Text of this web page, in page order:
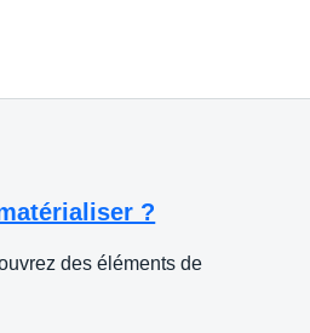
?
des éléments de